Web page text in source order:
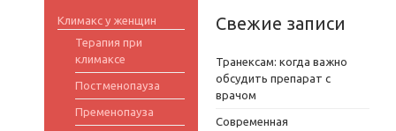
Климакс у женщин
Терапия при
климаксе
Постменопауза
Пременопауза
Свежие записи
Транексам: когда важно
обсудить препарат с
врачом
Современная